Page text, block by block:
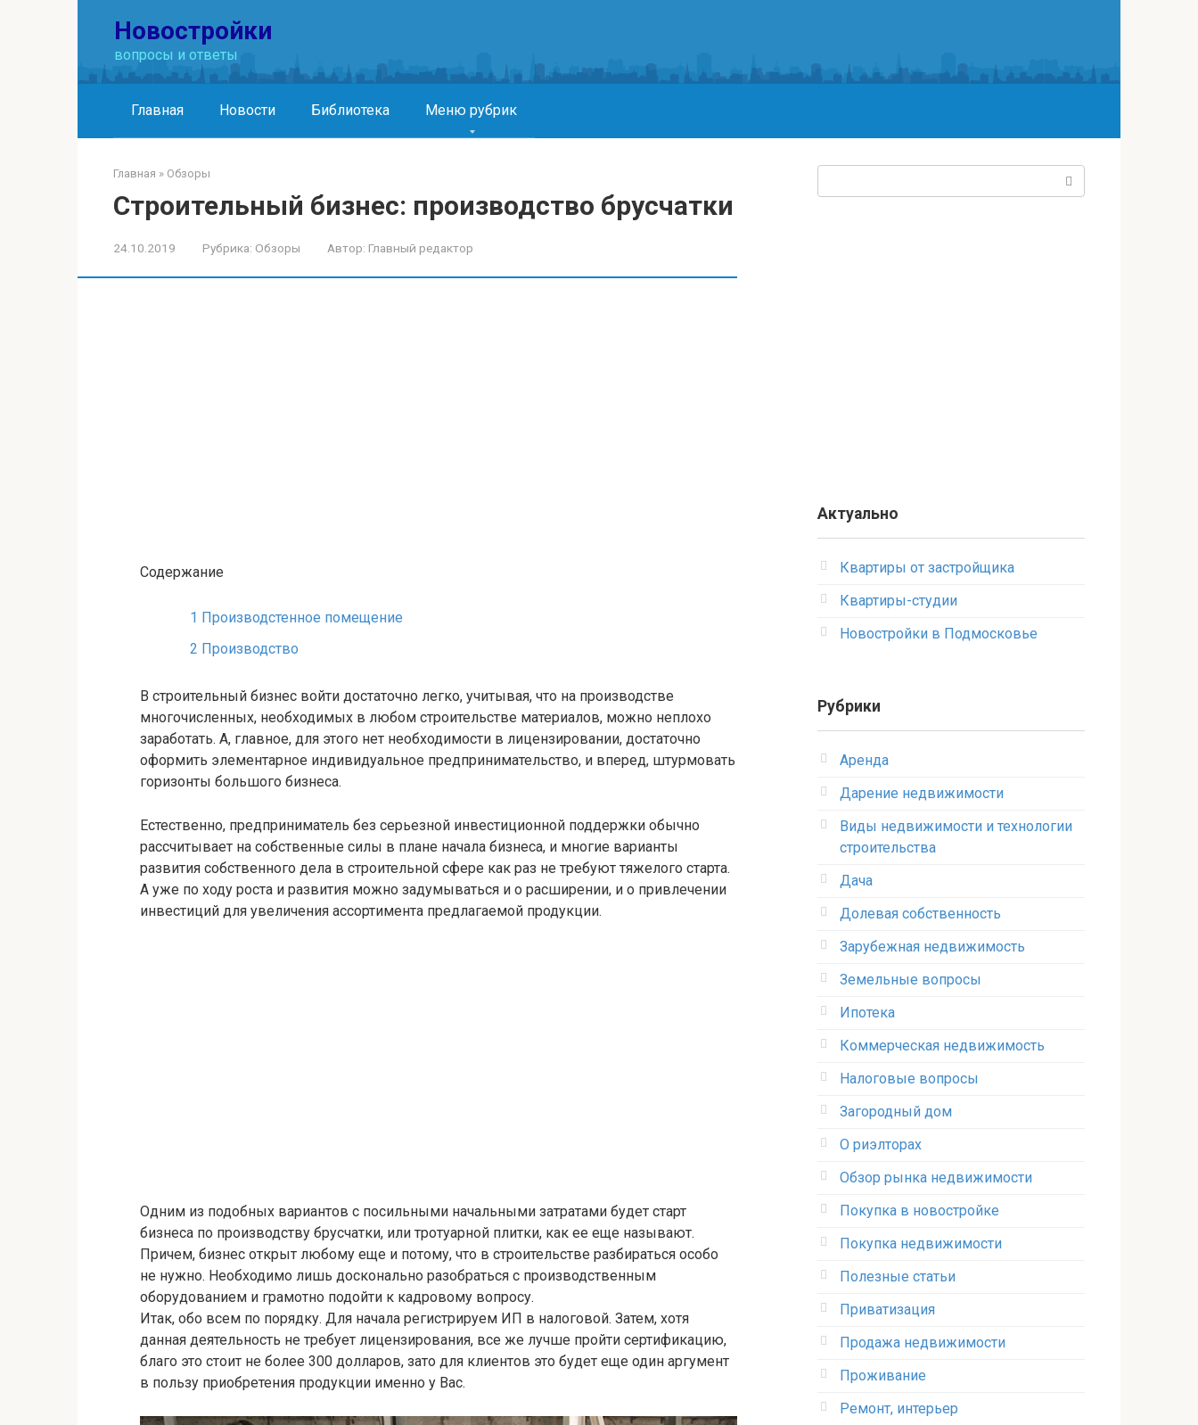
Новостройки
вопросы и ответы
Главная Новости Библиотека Меню рубрик
Главная » Обзоры
Строительный бизнес: производство брусчатки
24.10.2019 Рубрика: Обзоры Автор: Главный редактор
Содержание
1 Производстенное помещение
2 Производство
В строительный бизнес войти достаточно легко, учитывая, что на производстве
многочисленных, необходимых в любом строительстве материалов, можно неплохо
заработать. А, главное, для этого нет необходимости в лицензировании, достаточно
оформить элементарное индивидуальное предпринимательство, и вперед, штурмовать
горизонты большого бизнеса.
Естественно, предприниматель без серьезной инвестиционной поддержки обычно
рассчитывает на собственные силы в плане начала бизнеса, и многие варианты
развития собственного дела в строительной сфере как раз не требуют тяжелого старта.
А уже по ходу роста и развития можно задумываться и о расширении, и о привлечении
инвестиций для увеличения ассортимента предлагаемой продукции.
Одним из подобных вариантов с посильными начальными затратами будет старт
бизнеса по производству брусчатки, или тротуарной плитки, как ее еще называют.
Причем, бизнес открыт любому еще и потому, что в строительстве разбираться особо
не нужно. Необходимо лишь досконально разобраться с производственным
оборудованием и грамотно подойти к кадровому вопросу.
Итак, обо всем по порядку. Для начала регистрируем ИП в налоговой. Затем, хотя
данная деятельность не требует лицензирования, все же лучше пройти сертификацию,
благо это стоит не более 300 долларов, зато для клиентов это будет еще один аргумент
в пользу приобретения продукции именно у Вас.
Актуально
Квартиры от застройщика
Квартиры-студии
Новостройки в Подмосковье
Рубрики
Аренда
Дарение недвижимости
Виды недвижимости и технологии
строительства
Дача
Долевая собственность
Зарубежная недвижимость
Земельные вопросы
Ипотека
Коммерческая недвижимость
Налоговые вопросы
Загородный дом
О риэлторах
Обзор рынка недвижимости
Покупка в новостройке
Покупка недвижимости
Полезные статьи
Приватизация
Продажа недвижимости
Проживание
Ремонт, интерьер